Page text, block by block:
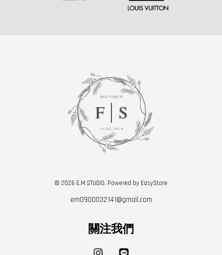
© 2026 E.M STUDIO. Powered by EasyStore
em0900032141@gmail.com
關注我們
Instagram